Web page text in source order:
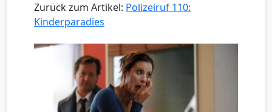
Zurück zum Artikel: Polizeiruf 110:
Kinderparadies